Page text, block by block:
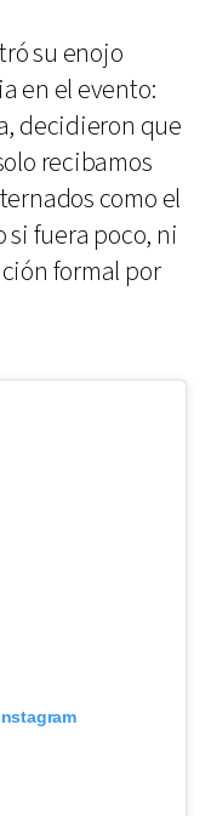
su enojo
en el evento:
decidieron que
recibamos
como el
si fuera poco, ni
formal por